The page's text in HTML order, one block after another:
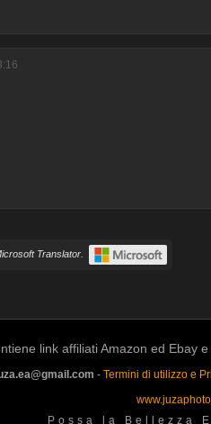
Translator.
link affiliati Amazon ed Ebay
- Termini di utilizzo e
Possa la Bellezza